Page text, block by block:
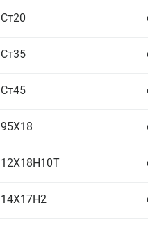
Ст20
Ст35
Ст45
95Х18
12Х18Н10Т
14Х17Н2